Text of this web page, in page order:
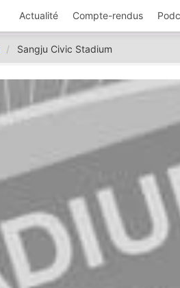
Actualité Compte-rendus
Sangju Civic Stadium